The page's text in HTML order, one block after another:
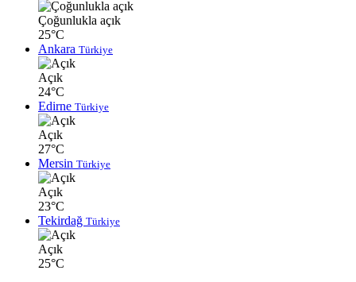
Çoğunlukla açık
25°C
Ankara Türkiye
Açık
24°C
Edirne Türkiye
Açık
27°C
Mersin Türkiye
Açık
23°C
Tekirdağ Türkiye
Açık
25°C